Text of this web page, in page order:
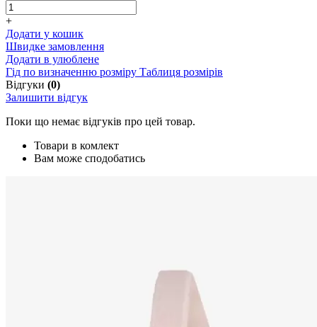
+
Додати у кошик
Швидке замовлення
Додати в улюблене
Гід по визначенню розміру Таблиця розмірів
Відгуки (0)
Залишити відгук
Поки що немає відгуків про цей товар.
Товари в комлект
Вам може сподобатись